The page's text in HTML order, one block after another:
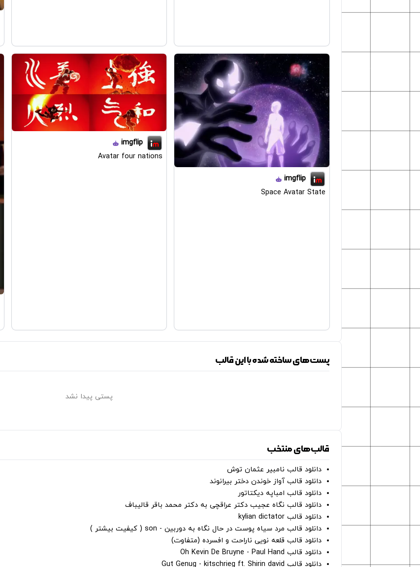
imgflip
Space Avatar State
imgflip
Avatar four nations
پست‌های ساخته شده با این قالب
پستی پیدا نشد
قالب‌های منتخب
دانلود قالب نامبیر عثمان ‌توش
دانلود قالب آواز خوندن دختر بیرانوند
دانلود قالب امباپه دیکتاتور
دانلود قالب نگاه عجیب دکتر عراقچی به دکتر محمد باقر قالیباف
دانلود قالب kylian dictator
دانلود قالب مرد سیاه پوست در حال نگاه به دوربین - son ( کیفیت بیشتر )
دانلود قالب قلعه نویی ناراحت و افسرده (متفاوت)
دانلود قالب Oh Kevin De Bruyne - Paul Hand
دانلود قالب Gut Genug - kitschrieg ft. Shirin david